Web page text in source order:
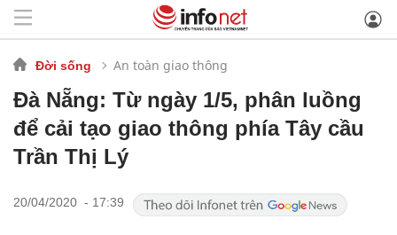
Đời sống An toàn giao thông
Đà Nẵng: Từ ngày 1/5, phân luồng
để cải tạo giao thông phía Tây cầu
Trần Thị Lý
20/04/2020 - 17:39